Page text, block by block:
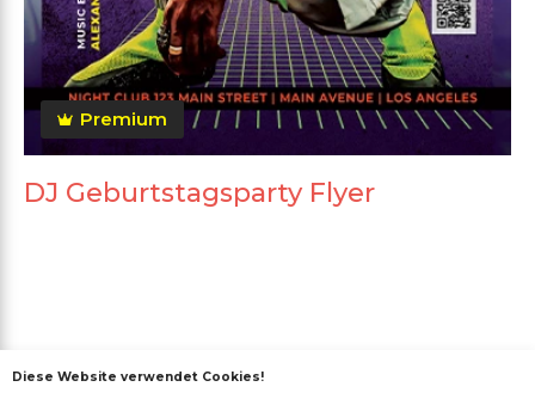
Premium
DJ Geburtstagsparty Flyer
MEHR VOM AUTOR
Diese Website verwendet Cookies!